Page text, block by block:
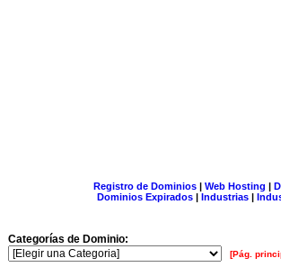
Registro de Dominios| Web Hosting |
Dominios Expirados | Industrias |
Categorías de Dominio:
[Pág.